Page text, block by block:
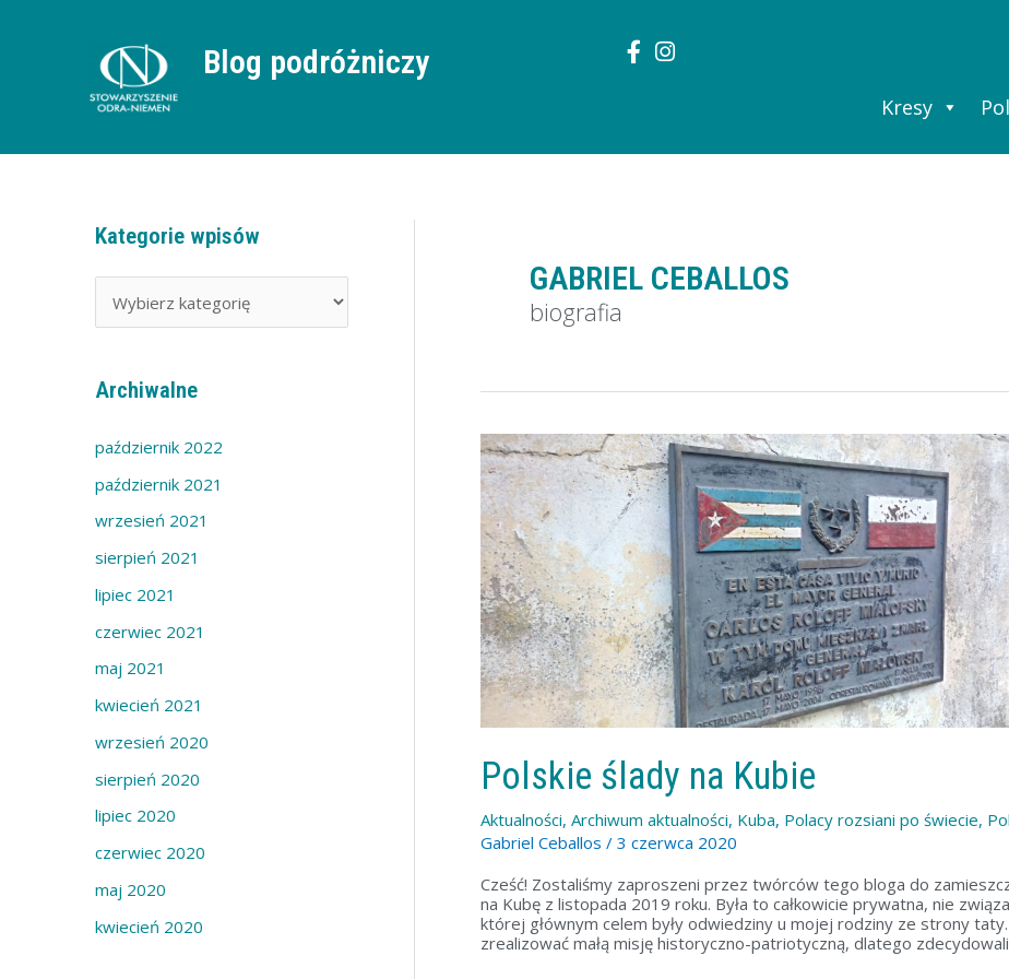
Blog podróżniczy
Kresy
Kategorie wpisów
K
e
o
i
e
w
p
i
s
ó
w
Archiwalne
październik 2022
październik 2021
wrzesień 2021
sierpień 2021
lipiec 2021
czerwiec 2021
maj 2021
kwiecień 2021
wrzesień 2020
sierpień 2020
lipiec 2020
czerwiec 2020
maj 2020
kwiecień 2020
GABRIEL CEBALLOS
biografia
Polskie ślady na Kubie
Aktualności, Archiwum aktualności, Kuba, Polacy rozsiani po świecie,
Gabriel Ceballos / 3 czerwca 2020
Cześć! Zostaliśmy zaproszeni przez twórców tego bloga do
na Kubę z listopada 2019 roku. Była to całkowicie prywatna, nie
której głównym celem były odwiedziny u mojej rodziny ze strony
zrealizować małą misję historyczno-patriotyczną, dlatego
Polskie
ślady
na
Kubie